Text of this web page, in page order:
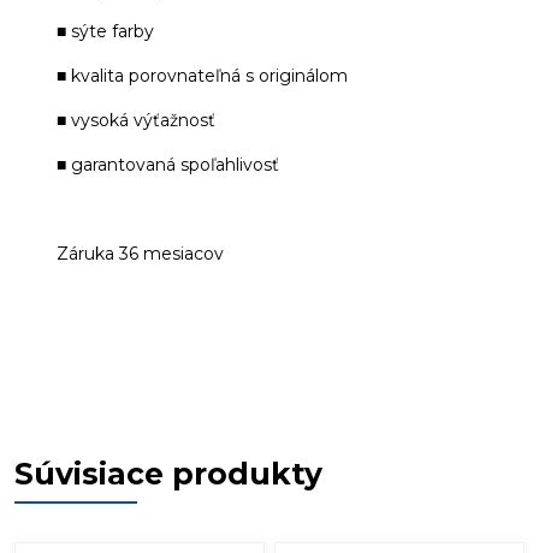
■ sýte farby
■ kvalita porovnateľná s originálom
■ vysoká výťažnosť
■ garantovaná spoľahlivosť
Záruka 36 mesiacov
Súvisiace produkty